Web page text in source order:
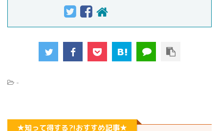
-
★知って得する?!おすすめ記事★